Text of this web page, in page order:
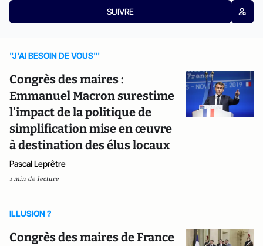
SUIVRE
"J'AI BESOIN DE VOUS"'
Congrès des maires :
Emmanuel Macron surestime
l’impact de la politique de
simplification mise en œuvre
à destination des élus locaux
Pascal Leprêtre
1 min de lecture
ILLUSION ?
Congrès des maires de France